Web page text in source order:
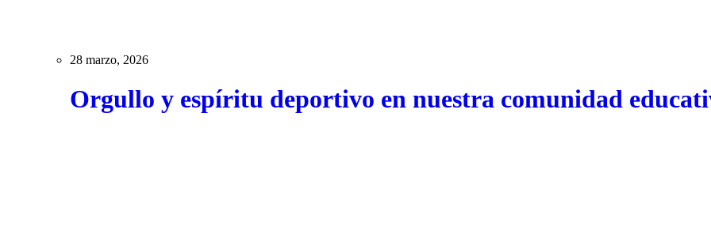
28 marzo, 2026
Orgullo y espíritu deportivo en nuestra comunidad